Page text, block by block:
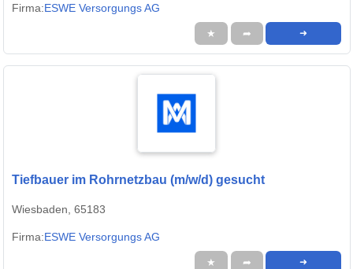
Firma:ESWE Versorgungs AG
★ ➦ ➜
Tiefbauer im Rohrnetzbau (m/w/d) gesucht
Wiesbaden, 65183
Firma:ESWE Versorgungs AG
★ ➦ ➜